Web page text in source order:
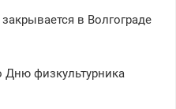
в Волгограде
Дню физкультурника